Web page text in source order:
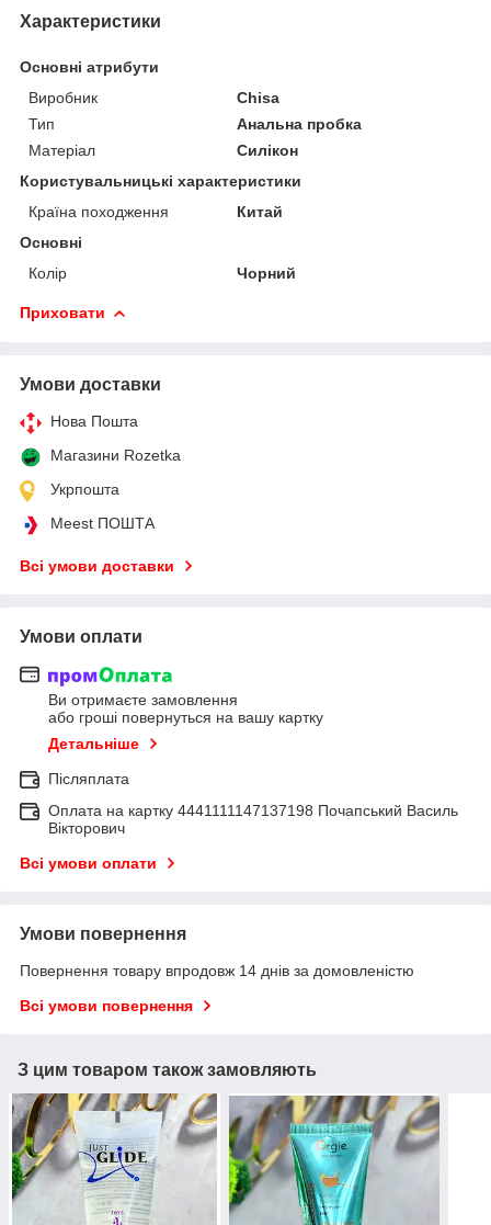
Характеристики
Основні атрибути
Виробник
Chisa
Тип
Анальна пробка
Матеріал
Силікон
Користувальницькі характеристики
Країна походження
Китай
Основні
Колір
Чорний
Приховати
Умови доставки
Нова Пошта
Магазини Rozetka
Укрпошта
Meest ПОШТА
Всі умови доставки
Умови оплати
Ви отримаєте замовлення
або гроші повернуться на вашу картку
Детальніше
Післяплата
Оплата на картку 4441111147137198 Почапський Василь
Вікторович
Всі умови оплати
Умови повернення
Повернення товару впродовж 14 днів за домовленістю
Всі умови повернення
З цим товаром також замовляють